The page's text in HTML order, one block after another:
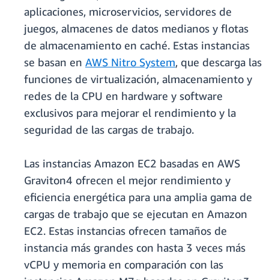
aplicaciones, microservicios, servidores de
juegos, almacenes de datos medianos y flotas
de almacenamiento en caché. Estas instancias
se basan en AWS Nitro System, que descarga las
funciones de virtualización, almacenamiento y
redes de la CPU en hardware y software
exclusivos para mejorar el rendimiento y la
seguridad de las cargas de trabajo.
Las instancias Amazon EC2 basadas en AWS
Graviton4 ofrecen el mejor rendimiento y
eficiencia energética para una amplia gama de
cargas de trabajo que se ejecutan en Amazon
EC2. Estas instancias ofrecen tamaños de
instancia más grandes con hasta 3 veces más
vCPU y memoria en comparación con las